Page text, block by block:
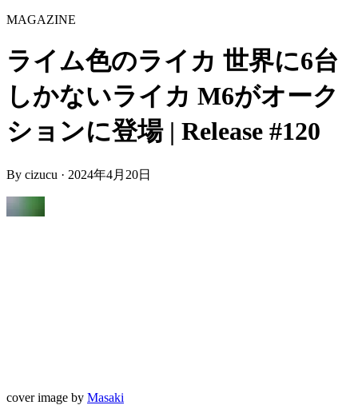
MAGAZINE
ライム色のライカ 世界に6台
しかないライカ M6がオーク
ションに登場 | Release #120
By cizucu · 2024年4月20日
cover image by Masaki